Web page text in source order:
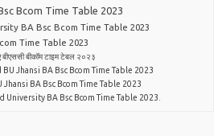
Bcom Time Table 2023
BA Bsc Bcom Time Table 2023
Time Table 2023
बीएससी बीकॉम टाइम टेबल २०२३
Jhansi BA Bsc Bcom Time Table 2023
BA Bsc Bcom Time Table 2023
University BA Bsc Bcom Time Table 2023.